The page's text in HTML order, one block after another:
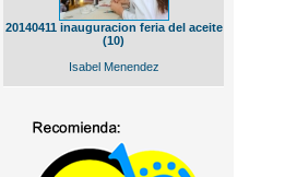
20140411 inauguracion feria del aceite
(10)
Isabel Menendez